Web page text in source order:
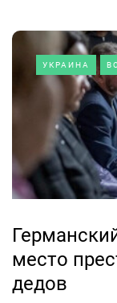
УКРАИНА
место
дедов